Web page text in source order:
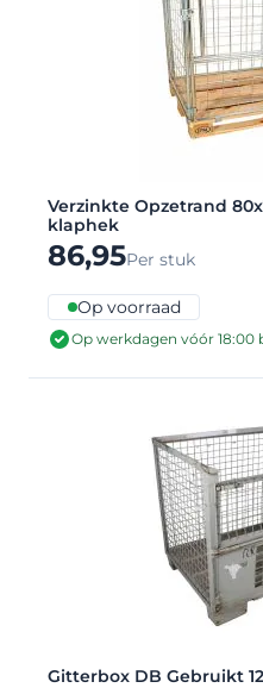
Verzinkte Opzetrand
klaphek
86,95Per stuk
Op voorraad
Op werkdagen vóór 18:00
Gitterbox DB Gebruikt